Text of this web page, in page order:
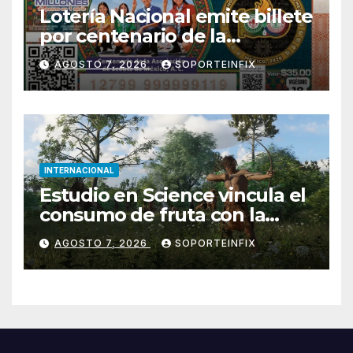
Lotería Nacional emite billete
por centenario de la
Asociación de Scouts en
México
AGOSTO 7, 2026 SOPORTEINFIX
INTERNACIONAL
Estudio en Science vincula el
consumo de fruta con la
evolución del cerebro
humano
AGOSTO 7, 2026 SOPORTEINFIX